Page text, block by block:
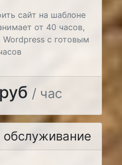
сайт на шаблоне
от 40 часов,
с готовым
/ час
обслуживание